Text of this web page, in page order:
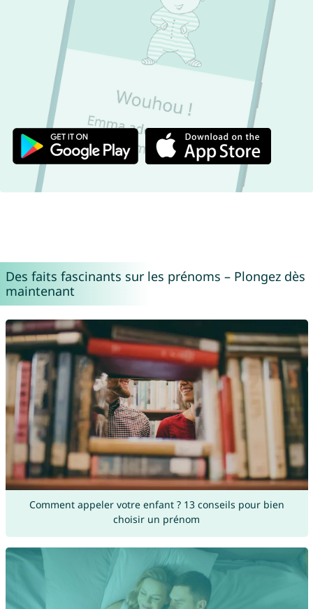
Des faits fascinants sur les prénoms – Plongez dès
maintenant
Comment appeler votre enfant ? 13 conseils pour bien
choisir un prénom